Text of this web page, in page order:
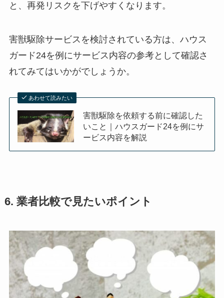
と、再発リスクを下げやすくなります。
害獣駆除サービスを検討されている方は、ハウス
ガード24を例にサービス内容の参考として確認さ
れてみてはいかがでしょうか。
あわせて読みたい
害獣駆除を依頼する前に確認した
いこと｜ハウスガード24を例にサ
ービス内容を解説
6. 業者比較で見たいポイント